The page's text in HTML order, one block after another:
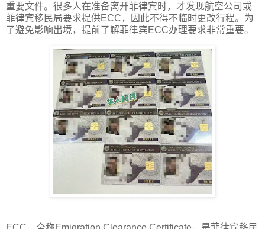
重要文件。很多人在准备离开菲律宾时，才发现航空公司或
菲律宾移民局要求提供ECC，因此不得不临时更改行程。为
了避免影响出境，提前了解菲律宾ECC办理要求非常重要。